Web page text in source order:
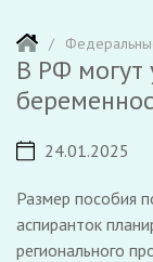
В РФ могут
24.01.2025
Размер пособия
аспиранток
регионального